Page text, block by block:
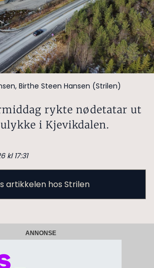
Birthe Steen Hansen (Strilen)
rykte nødetatar ut
i Kjevikdalen.
kl 17:31
artikkelen hos Strilen
ANNONSE